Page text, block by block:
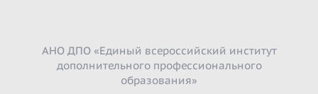
АНО ДПО «Единый всероссийский институт
дополнительного профессионального
образования»